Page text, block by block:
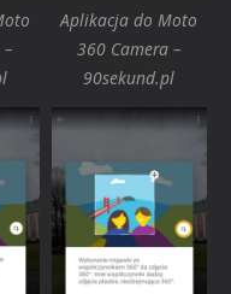
Aplikacja do Moto
360 Camera –
90sekund.pl